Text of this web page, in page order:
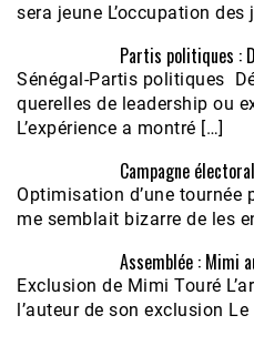
sera jeune L’occupation des
Partis politiques :
Sénégal-Partis politiques
querelles de leadership ou
L’expérience a montré […]
Campagne
Optimisation d’une
me semblait bizarre de les
Assemblée : Mimi
Exclusion de Mimi Touré
l’auteur de son exclusion